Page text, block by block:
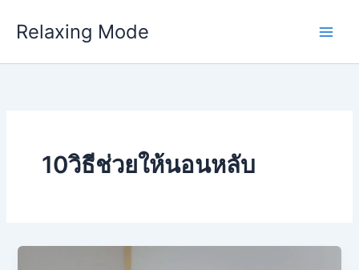
Relaxing Mode
10วิธีช่วยให้นอนหลับ